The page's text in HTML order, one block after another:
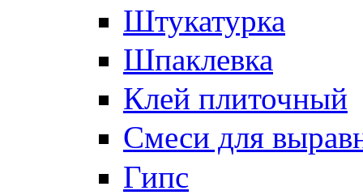
Штукатурка
Шпаклевка
Клей плиточный
Смеси для
Гипс